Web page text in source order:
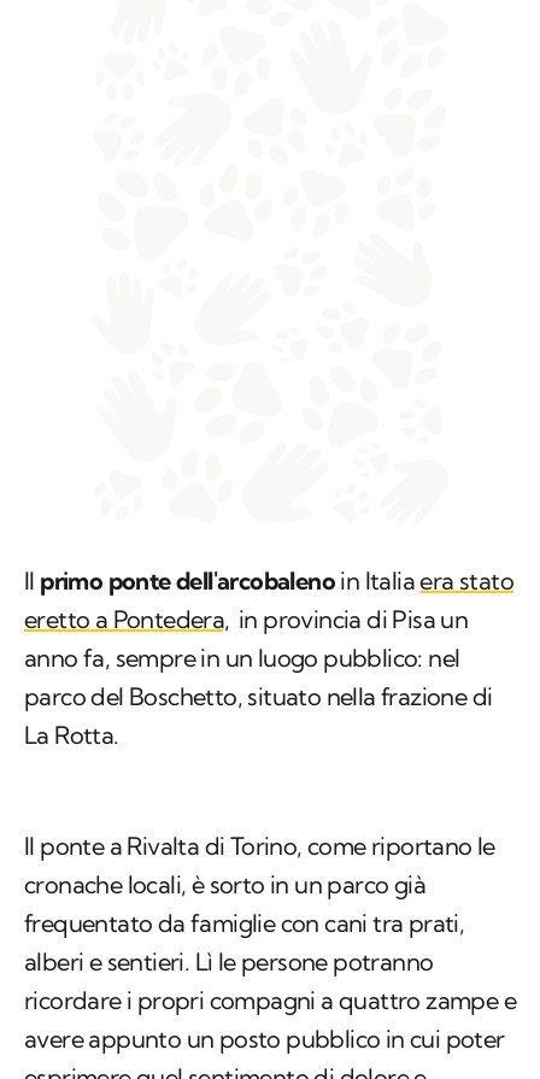
Il primo ponte dell'arcobaleno in Italiaera stato
eretto a Pontedera, in provincia di Pisa un
anno fa, sempre in un luogo pubblico: nel
parco del Boschetto, situato nella frazione di
La Rotta.
Il ponte a Rivalta di Torino, come riportano le
cronache locali, è sorto in un parco già
frequentato da famiglie con cani tra prati,
alberi e sentieri. Lì le persone potranno
ricordare i propri compagni a quattro zampe e
avere appunto un posto pubblico in cui poter